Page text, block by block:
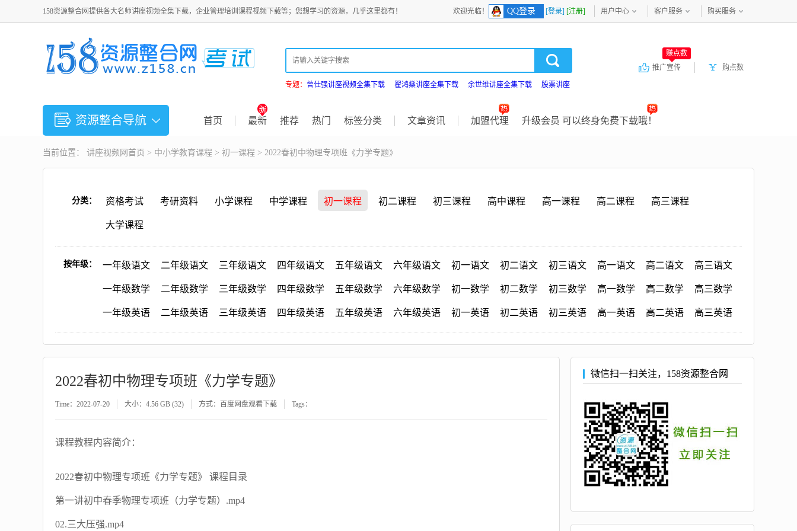
158资源整合网提供各大名师讲座视频全集下载，企业管理培训课程视频下载等；您想学习的资源，几乎这里都有！ 欢迎光临！ QQ登录 [登录] [注册] 用户中心 客户服务 购买服务
专题： 曾仕强讲座视频全集下载 翟鸿燊讲座全集下载 余世维讲座全集下载 股票讲座
购点数
推广宣传
赚点数
资源整合导航 首页 最新 推荐 热门 标签分类 文章资讯 加盟代理 升级会员 可以终身免费下载哦！
当前位置： 讲座视频 网首页 > 中小学教育课程 > 初一课程 > 2022春初中物理专项班《力学专题》
分类： 资格考试 考研资料 小学课程 中学课程 初一课程 初二课程 初三课程 高中课程 高一课程 高二课程 高三课程
大学课程
按年级： 一年级语文 二年级语文 三年级语文 四年级语文 五年级语文 六年级语文 初一语文 初二语文 初三语文 高一语文 高二语文 高三语文
一年级数学 二年级数学 三年级数学 四年级数学 五年级数学 六年级数学 初一数学 初二数学 初三数学 高一数学 高二数学 高三数学
一年级英语 二年级英语 三年级英语 四年级英语 五年级英语 六年级英语 初一英语 初二英语 初三英语 高一英语 高二英语 高三英语
2022春初中物理专项班《力学专题》
Time：2022-07-20 大小：4.56 GB (32) 方式：百度网盘观看下载 Tags：
课程教程内容简介：
2022春初中物理专项班《力学专题》 课程目录
第一讲初中春季物理专项班（力学专题）.mp4
02.三大压强.mp4
微信扫一扫关注，158资源整合网